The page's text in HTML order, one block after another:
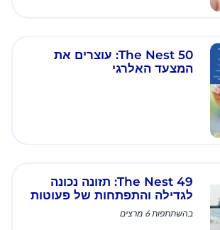
The Nest 50: עוצרים את
המצעד האלרגי
The Nest 49: תזונה נכונה
לגדילה והתפתחות של פעוטות
בהשתתפות 6 מרצים